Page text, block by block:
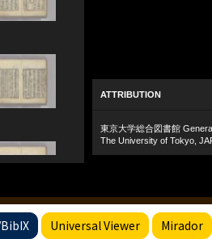
Universal Viewer Mirador